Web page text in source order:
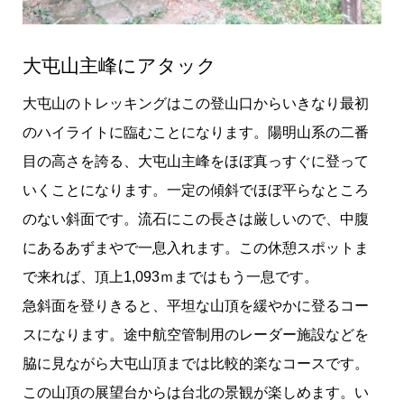
大屯山主峰にアタック
大屯山のトレッキングはこの登山口からいきなり最初
のハイライトに臨むことになります。陽明山系の二番
目の高さを誇る、大屯山主峰をほぼ真っすぐに登って
いくことになります。一定の傾斜でほぼ平らなところ
のない斜面です。流石にこの長さは厳しいので、中腹
にあるあずまやで一息入れます。この休憩スポットま
で来れば、頂上1,093ｍまではもう一息です。
急斜面を登りきると、平坦な山頂を緩やかに登るコー
スになります。途中航空管制用のレーダー施設などを
脇に見ながら大屯山頂までは比較的楽なコースです。
この山頂の展望台からは台北の景観が楽しめます。い